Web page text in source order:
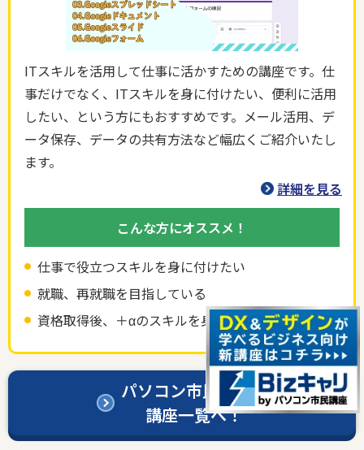
ITスキルを活用して仕事に活かすための講座です。仕
事だけでなく、ITスキルを身に付けたい、便利に活用
したい、という方にもおすすめです。メール活用、デ
ータ保存、データの共有方法など幅広くご紹介いたし
ます。
詳細を見る
こんな方にオススメ！
仕事で役立つスキルを身に付けたい
就職、再就職を目指している
資格取得後、＋αのスキルを身につけたい
パソコン市民講座の
講座一覧へ！